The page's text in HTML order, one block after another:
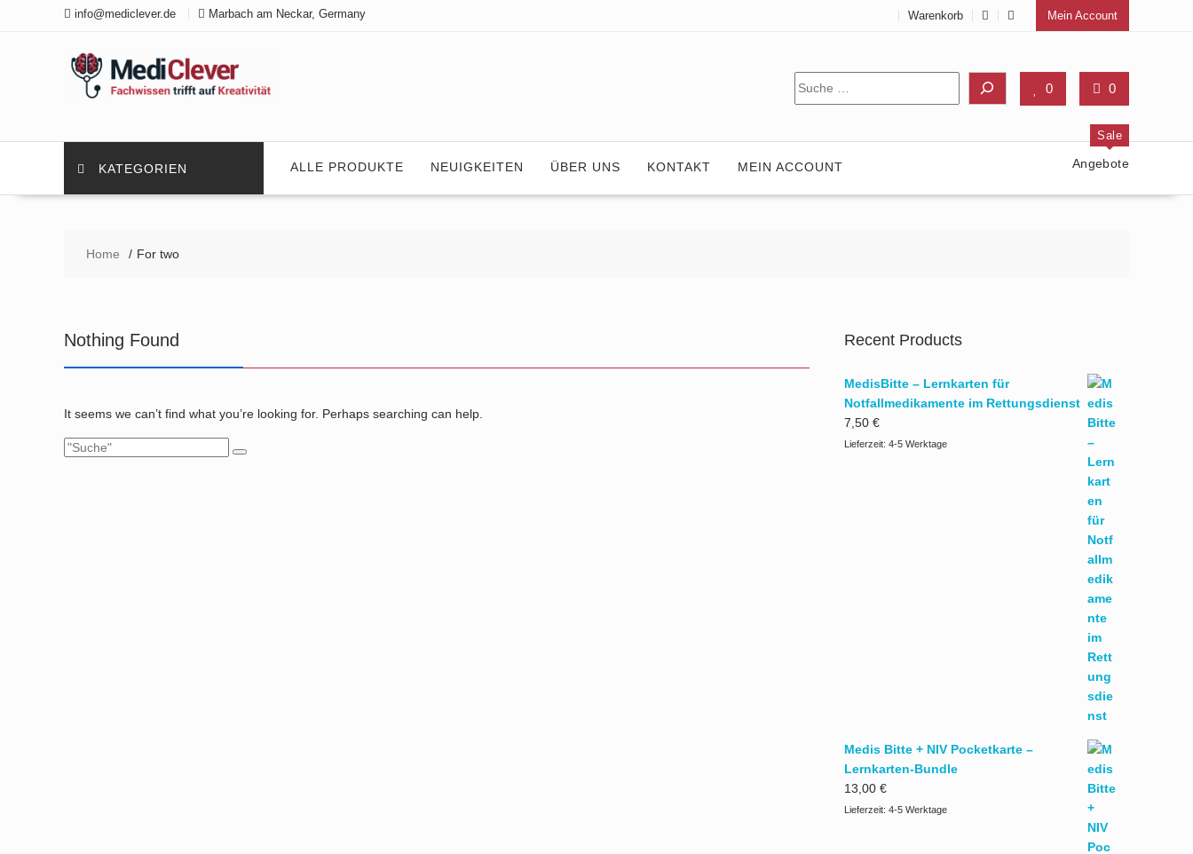
info@mediclever.de Marbach am Neckar, Germany Warenkorb Mein Account
0 0
Suche
KATEGORIEN ALLE PRODUKTE NEUIGKEITEN ÜBER UNS KONTAKT MEIN ACCOUNT
Sale
Angebote
Home For two
Nothing Found
It seems we can’t find what you’re looking for. Perhaps searching can help.
Recent Products
MedisBitte – Lernkarten für
Notfallmedikamente im Rettungsdienst
7,50 €
Lieferzeit: 4-5 Werktage
Medis Bitte + NIV Pocketkarte –
Lernkarten-Bundle
13,00 €
Lieferzeit: 4-5 Werktage